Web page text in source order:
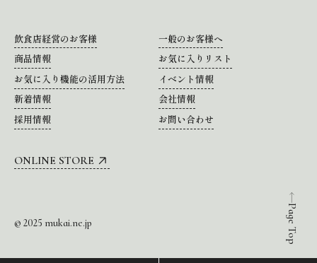
Page Top
飲食店経営のお客様
一般のお客様へ
商品情報
お気に入りリスト
お気に入り機能の活用方法
イベント情報
新着情報
会社情報
採用情報
お問い合わせ
ONLINE STORE
© 2025 mukai.ne.jp